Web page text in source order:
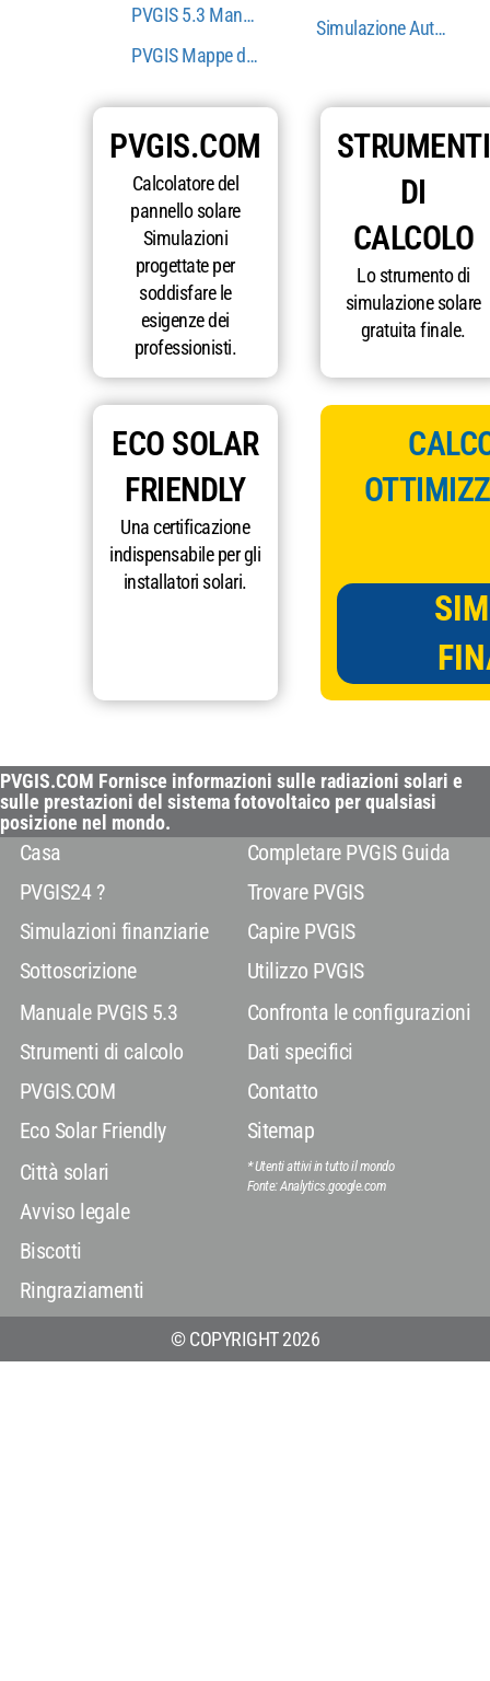
PVGIS 5.3 Manuale dell'utente
PVGIS Mappe del paese: potenziale solare per
Simulazione
PVGIS.COM
Calcolatore del
pannello solare
Simulazioni
progettate per
soddisfare le
esigenze dei
professionisti.
STRUMENTI
DI
CALCOLO
Lo strumento di
simulazione solare
gratuita finale.
ECO SOLAR
FRIENDLY
Una certificazione
indispensabile per gli
installatori solari.
PVGIS.COM Fornisce informazioni sulle radiazioni solari e
sulle prestazioni del sistema fotovoltaico per qualsiasi
posizione nel mondo.
Casa
PVGIS24 ?
Simulazioni finanziarie
Sottoscrizione
Manuale PVGIS 5.3
Strumenti di calcolo
PVGIS.COM
Eco Solar Friendly
Città solari
Avviso legale
Biscotti
Ringraziamenti
Completare PVGIS Guida
Trovare PVGIS
Capire PVGIS
Utilizzo PVGIS
Confronta le configurazioni
Dati specifici
Contatto
Sitemap
* Utenti attivi in ​​tutto il mondo
Fonte: Analytics.google.com
© COPYRIGHT 2026